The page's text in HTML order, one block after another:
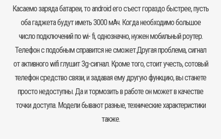
Касаемо заряда батареи, то android его съест гораздо быстрее, пусть
оба гаджета будут иметь 3000 мАч. Когда необходимо большое
число подключений по wi- fi, однозначно, нужен мобильный роутер.
Телефон с подобным справится не сможет.Другая проблема, сигнал
от активного wifi глушит 3g-сигнал. Кроме того, стоит учесть, сотовый
телефон средство связи, и задавая ему другую функцию, вы станете
просто недоступны. Да и тормозить в работе он может в качестве
точки доступа. Модели бывают разные, технические характеристики
также.